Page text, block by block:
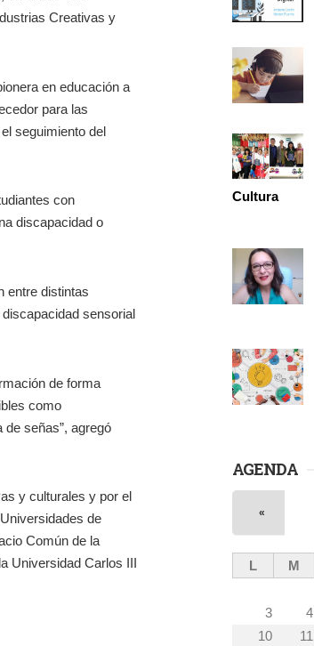
Creativas y
en educación a
para las
seguimiento del
con
discapacidad o
entre distintas
sensorial
de forma
como
señas”, agregó
y culturales y por el
de
Común de la
Universidad Carlos III
Cultura
AGENDA
«
L M
3
4
10
11